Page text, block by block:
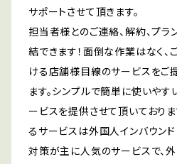
サポートさせて頂きます。
担当者様とのご連絡、解約、プ
結できます！面倒な作業はなく
ける店舗様目線のサービスをご
ます。シンプルで簡単に使いやす
ービスを提供させて頂いており
るサービスは外国人インバウン
対策が主に人気のサービスで、